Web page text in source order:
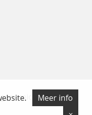
Meer info